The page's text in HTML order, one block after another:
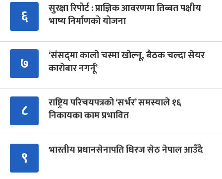
६
सुरक्षा रिपोर्ट : प्राज्ञिक आवरणमा तिब्बत पक्षीय
भाष्य निर्माणको योजना
७
‘संसद्‍मा कालो चस्मा खोल्नू, बैठक चल्दा सेयर
कारोबार नगर्नू’
८
राष्ट्रिय परिचयपत्रको ‘सर्भर’ समस्याले १६
निकायका काम प्रभावित
९ भारतीय प्रधानसेनापति धिरज सेठ नेपाल आउँदै